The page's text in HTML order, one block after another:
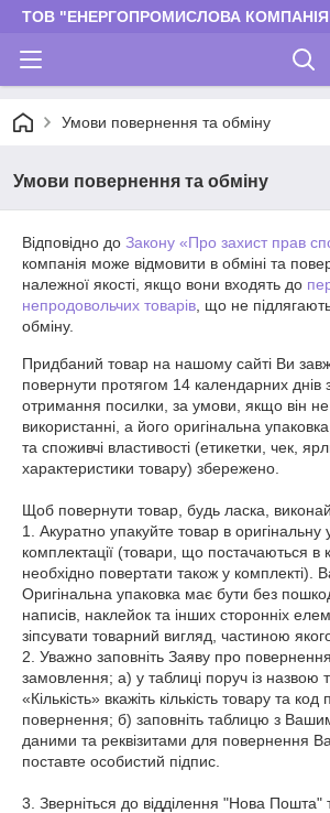
ТОВ "ЕНЕРГОПРОМИСЛОВА
Умови повернення та обміну
Умови повернення та обміну
Відповідно до Закону «Про захист прав
компанія може відмовити в обміні та
належної якості, якщо вони входять до
непродовольчих товарів , що не
обміну.
Придбаний товар на нашому сайті Ви
повернути протягом 14 календарних днів
отримання посилки, за умови, якщо він
використанні, а його оригінальна
та споживчі властивості (етикетки, чек,
характеристики товару) збережено.
Щоб повернути товар, будь ласка,
1. Акуратно упакуйте товар в оригінальну
комплектації (товари, що постачаються в
необхідно повертати також у комплекті).
Оригінальна упаковка має бути без
написів, наклейок та інших сторонніх
зіпсувати товарний вигляд, частиною
2. Уважно заповніть Заяву про
замовлення; а) у таблиці поруч із назвою
«Кількість» вкажіть кількість товару та
повернення; б) заповніть таблицю з
даними та реквізитами для повернення
поставте особистий підпис.
3. Зверніться до відділення "Нова Пошта"